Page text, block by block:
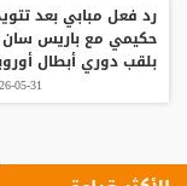
رد فعل مبابي بعد
حكيمي مع باريس سان
بلقب دوري أبطال
2026-05-31 |